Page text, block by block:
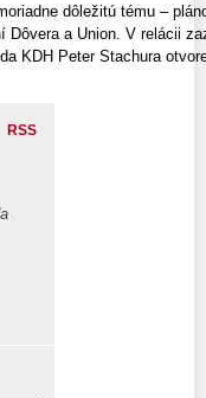
dôležitú tému –
Dôvera a Union. V relácii
KDH Peter Stachura
RSS